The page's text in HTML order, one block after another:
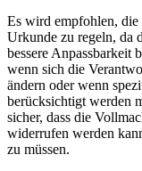
Es wird empfohlen, die
Urkunde zu regeln, da
bessere Anpassbarkeit
wenn sich die
ändern oder wenn
berücksichtigt werden
sicher, dass die
widerrufen werden
zu müssen.